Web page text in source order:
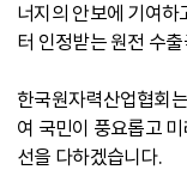
너지의 안보에 기여
터 인정받는 원전 수
한국원자력산업협회
여 국민이 풍요롭고
선을 다하겠습니다.